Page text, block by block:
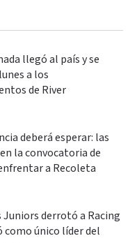
llegó al país y se
a los
de River
deberá esperar: las
la convocatoria de
a Recoleta
derrotó a Racing
como único líder del